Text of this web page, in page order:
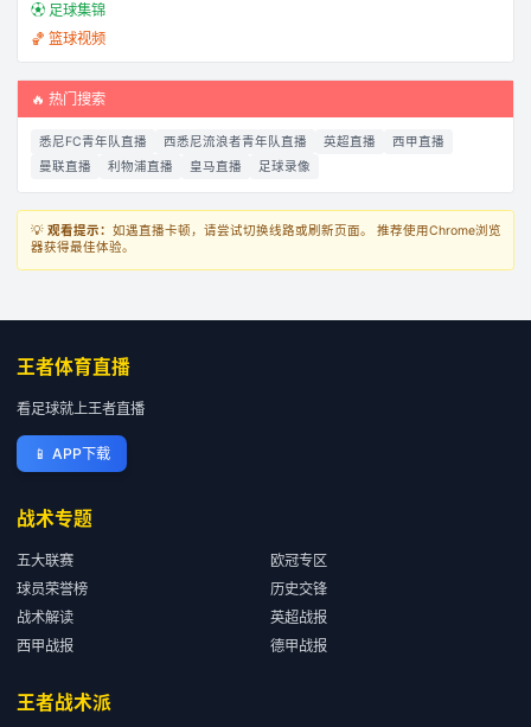
⚽ 足球集锦
🏀 篮球视频
🔥 热门搜索
悉尼FC青年队直播 西悉尼流浪者青年队直播 英超直播
西甲直播
曼联直播
利物浦直播 皇马直播 足球录像
💡 观看提示： 如遇直播卡顿，请尝试切换线路或刷新页面。 推荐使用Chrome浏览
器获得最佳体验。
王者体育直播
看足球就上王者直播
📱 APP下载
战术专题
五大联赛
欧冠专区
球员荣誉榜
历史交锋
战术解读
英超战报
西甲战报
德甲战报
王者战术派